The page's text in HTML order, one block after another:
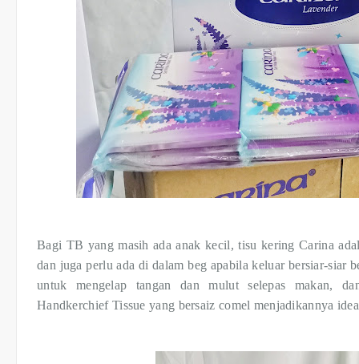
Bagi TB yang masih ada anak kecil, tisu kering Carina
dan juga perlu ada di dalam beg apabila keluar bersiar-siar
untuk mengelap tangan dan mulut selepas makan,
Handkerchief Tissue yang bersaiz comel menjadikannya